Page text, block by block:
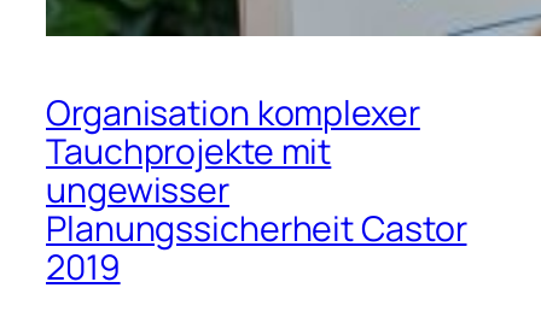
Organisation komplexer
Tauchprojekte mit
ungewisser
Planungssicherheit Castor
2019